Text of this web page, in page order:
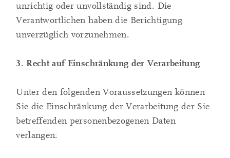
unrichtig oder unvollständig sind. Die
Verantwortlichen haben die Berichtigung
unverzüglich vorzunehmen.
3. Recht auf Einschränkung der Verarbeitung
Unter den folgenden Voraussetzungen können
Sie die Einschränkung der Verarbeitung der Sie
betreffenden personenbezogenen Daten
verlangen: